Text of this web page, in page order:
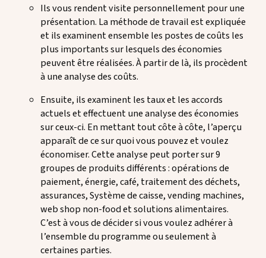
Ils vous rendent visite personnellement pour une
présentation. La méthode de travail est expliquée
et ils examinent ensemble les postes de coûts les
plus importants sur lesquels des économies
peuvent être réalisées. À partir de là, ils procèdent
à une analyse des coûts.
Ensuite, ils examinent les taux et les accords
actuels et effectuent une analyse des économies
sur ceux-ci. En mettant tout côte à côte, l’aperçu
apparaît de ce sur quoi vous pouvez et voulez
économiser. Cette analyse peut porter sur 9
groupes de produits différents : opérations de
paiement, énergie, café, traitement des déchets,
assurances, Système de caisse, vending machines,
web shop non-food et solutions alimentaires.
C’est à vous de décider si vous voulez adhérer à
l’ensemble du programme ou seulement à
certaines parties.